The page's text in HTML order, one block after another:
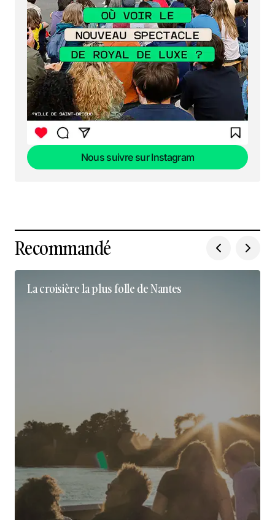
Nous suivre sur Instagram
Recommandé
La croisière la plus folle de Nantes